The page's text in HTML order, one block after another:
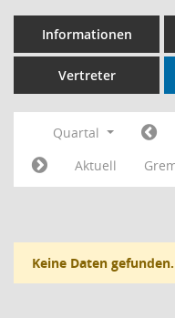
Informationen
Vertreter
Quartal
Aktuell
Keine Daten gefunden.